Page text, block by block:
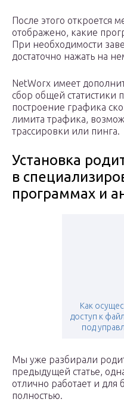
После этого откроется
отображено, какие
При необходимости
достаточно нажать на
NetWorx имеет
сбор общей статистики
построение графика
лимита трафика,
трассировки или пинга.
Установка
в
программах и
Как
доступ к
под
Мы уже разбирали
предыдущей статье,
отлично работает и для
полностью.